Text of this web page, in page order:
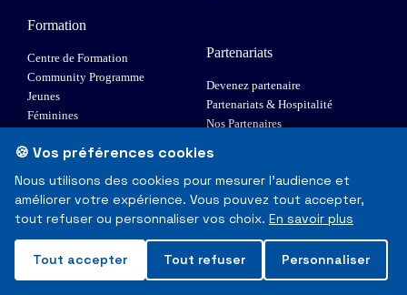
Formation
Centre de Formation
Community Programme
Jeunes
Féminines
Elite 1
Partenariats
Devenez partenaire
Partenariats & Hospitalité
Nos Partenaires
© Toulouse Olympique XIII - Tous droits réservés
Mentions Légales & RGPD
Made with❤in Toulouse
🍪 Vos préférences cookies
Nous utilisons des cookies pour mesurer l'audience et
améliorer votre expérience. Vous pouvez tout accepter,
tout refuser ou personnaliser vos choix. En savoir plus
Tout accepter Tout refuser Personnaliser